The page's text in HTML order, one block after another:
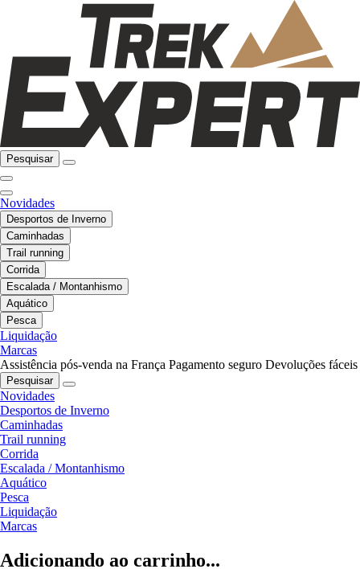
Pesquisar
Novidades
Desportos de Inverno
Caminhadas
Trail running
Corrida
Escalada / Montanhismo
Aquático
Pesca
Liquidação
Marcas
Assistência pós-venda na França Pagamento seguro Devoluções fáceis
Pesquisar
Novidades
Desportos de Inverno
Caminhadas
Trail running
Corrida
Escalada / Montanhismo
Aquático
Pesca
Liquidação
Marcas
Adicionando ao carrinho...